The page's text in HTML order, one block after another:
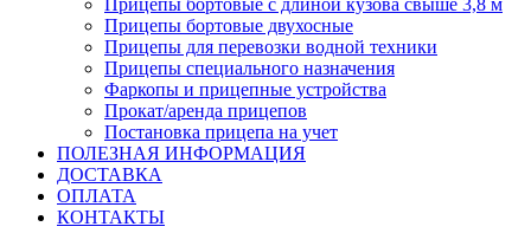
Прицепы бортовые с длиной кузова свыше 3,8 м
Прицепы бортовые двухосные
Прицепы для перевозки водной техники
Прицепы специального назначения
Фаркопы и прицепные устройства
Прокат/аренда прицепов
Постановка прицепа на учет
ПОЛЕЗНАЯ ИНФОРМАЦИЯ
ДОСТАВКА
ОПЛАТА
КОНТАКТЫ